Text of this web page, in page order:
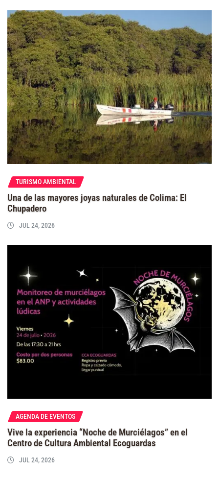
TURISMO AMBIENTAL
Una de las mayores joyas naturales de Colima: El
Chupadero
JUL 24, 2026
AGENDA DE EVENTOS
Vive la experiencia “Noche de Murciélagos” en el
Centro de Cultura Ambiental Ecoguardas
JUL 24, 2026